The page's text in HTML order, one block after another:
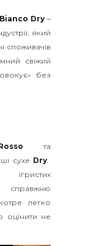
Dry –
який
споживачів
свіжий
без
та
сухе Dry
легко
оцінити не